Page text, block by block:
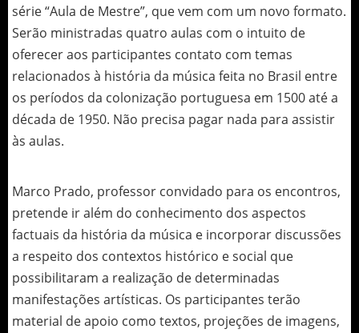
série “Aula de Mestre”, que vem com um novo formato.
Serão ministradas quatro aulas com o intuito de
oferecer aos participantes contato com temas
relacionados à história da música feita no Brasil entre
os períodos da colonização portuguesa em 1500 até a
década de 1950. Não precisa pagar nada para assistir
às aulas.
Marco Prado, professor convidado para os encontros,
pretende ir além do conhecimento dos aspectos
factuais da história da música e incorporar discussões
a respeito dos contextos histórico e social que
possibilitaram a realização de determinadas
manifestações artísticas. Os participantes terão
material de apoio como textos, projeções de imagens,